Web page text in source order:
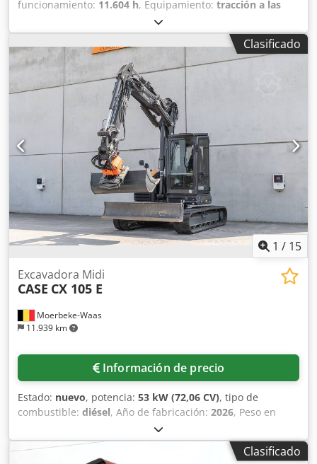
funcionamiento: 11.604 h, Equipamiento: tracción a las
, Llamar (Contacto · Teléfono · Móvil ·
WhatsApp) Cjdpfx Agokq Amfopoha * Cargadora de ruedas
Case 921F 4x4 con tracción total * Calefacción / Aire
acondicionado * Año de fabricación: 2016 * Número de
identificación del vehículo (VIN): FNH921F1NGHE12139 *
Potencia: 190 kW * Peso en vacío: 19680 kg * Peso total:
21600 kg * Horas de uso: 11604 * Disponibles 3 unidades *
Precio bajo consulta * Toda la información proporcionada
no es vinculante.
Clasificado
1 / 15
Moerbeke-Waas
11.939 km
Excavadora Midi
CASE CX 105 E
Información de precio
Estado: nuevo, potencia: 53 kW (72,06 CV), tipo de
combustible: diésel, Año de fabricación: 2026, Peso en
vacío: 9.780 kg. Póngase en contacto con el departamento
de ventas de KEY-TEC para obtener más información.
Codpfxezrrw Aj Agpsha
Clasificado